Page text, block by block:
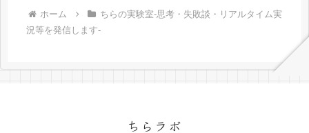
ホーム
ちらの実験室-思考・失敗談・リアルタイム実
況等を発信します-
ちらラボ